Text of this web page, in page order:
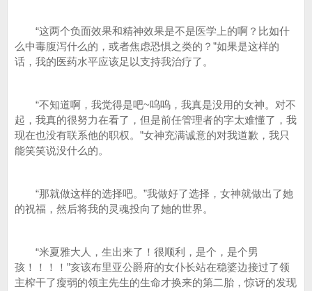
“这两个负面效果和精神效果是不是医学上的啊？比如什
么中毒腹泻什么的，或者焦虑恐惧之类的？”如果是这样的
话，我的医药水平应该足以支持我治疗了。
“不知道啊，我觉得是吧~呜呜，我真是没用的女神。对不
起，我真的很努力在看了，但是前任管理者的字太难懂了，我
现在也没有联系他的职权。”女神充满诚意的对我道歉，我只
能笑笑说没什么的。
“那就做这样的选择吧。”我做好了选择，女神就做出了她
的祝福，然后将我的灵魂投向了她的世界。
“米夏雅大人，生出来了！很顺利，是个，是个男
孩！！！！”亥该布里亚公爵府的女仆长站在稳婆边接过了领
主榨干了瘦弱的领主先生的生命才换来的第二胎，惊讶的发现